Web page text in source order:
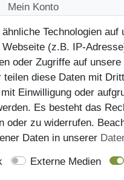
Mein Konto
Kontakt
Kundenretouren
Reparaturservice
Technologien
(z.B. IP-
oder Zugriffe auf
diese Daten mit
Einwilligung oder
Es besteht das
oder zu widerrufen.
Daten in unserer
Externe Medien